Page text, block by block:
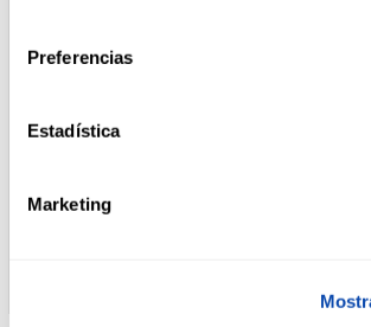
Preferencias
Estadística
Marketing
HOGAR